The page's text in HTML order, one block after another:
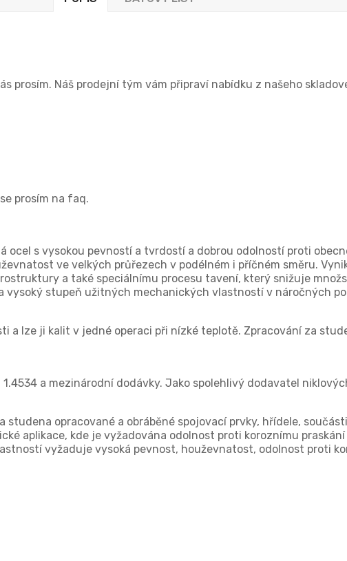
Náš prodejní tým vám připraví nabídku z našeho
prosím na faq.
ocel s vysokou pevností a tvrdostí a dobrou odolností proti
ve velkých průřezech v podélném i příčném směru.
a také speciálnímu procesu tavení, který snižuje
stupeň užitných mechanických vlastností v náročných
a lze ji kalit v jedné operaci při nízké teplotě. Zpracování za
a mezinárodní dodávky. Jako spolehlivý dodavatel
studena opracované a obráběné spojovací prvky, hřídele,
aplikace, kde je vyžadována odolnost proti koroznímu
vyžaduje vysoká pevnost, houževnatost, odolnost proti